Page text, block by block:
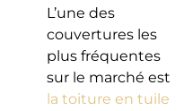
L’une des
couvertures les
plus fréquentes
sur le marché est
la toiture en tuile